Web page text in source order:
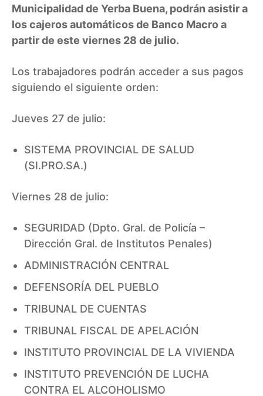
Municipalidad de Yerba Buena, podrán asistir a
los cajeros automáticos de Banco Macro a
partir de este viernes 28 de julio.
Los trabajadores podrán acceder a sus pagos
siguiendo el siguiente orden:
Jueves 27 de julio:
SISTEMA PROVINCIAL DE SALUD
(SI.PRO.SA.)
Viernes 28 de julio:
SEGURIDAD (Dpto. Gral. de Policía –
Dirección Gral. de Institutos Penales)
ADMINISTRACIÓN CENTRAL
DEFENSORÍA DEL PUEBLO
TRIBUNAL DE CUENTAS
TRIBUNAL FISCAL DE APELACIÓN
INSTITUTO PROVINCIAL DE LA VIVIENDA
INSTITUTO PREVENCIÓN DE LUCHA
CONTRA EL ALCOHOLISMO